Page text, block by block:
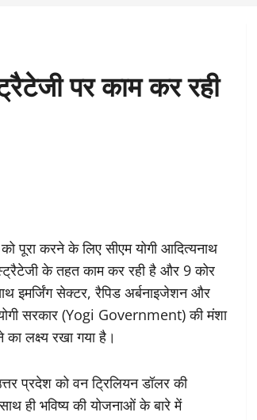
पर काम कर रही
पूरा करने के लिए सीएम योगी आदित्यनाथ
के तहत काम कर रही है और 9 कोर
इमर्जिंग सेक्टर, रैपिड अर्बनाइजेशन और
सरकार (Yogi Government) की मंशा
लक्ष्य रखा गया है।
प्रदेश को वन ट्रिलियन डॉलर की
ही भविष्य की योजनाओं के बारे में